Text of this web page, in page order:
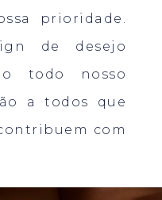
prioridade.
de desejo
todo nosso
a todos que
com